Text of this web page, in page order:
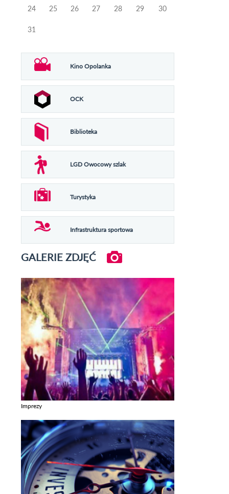
24 25 26 27 28 29 30
31
Kino Opolanka
OCK
Biblioteka
LGD Owocowy szlak
Turystyka
Infrastruktura sportowa
GALERIE ZDJĘĆ
Imprezy